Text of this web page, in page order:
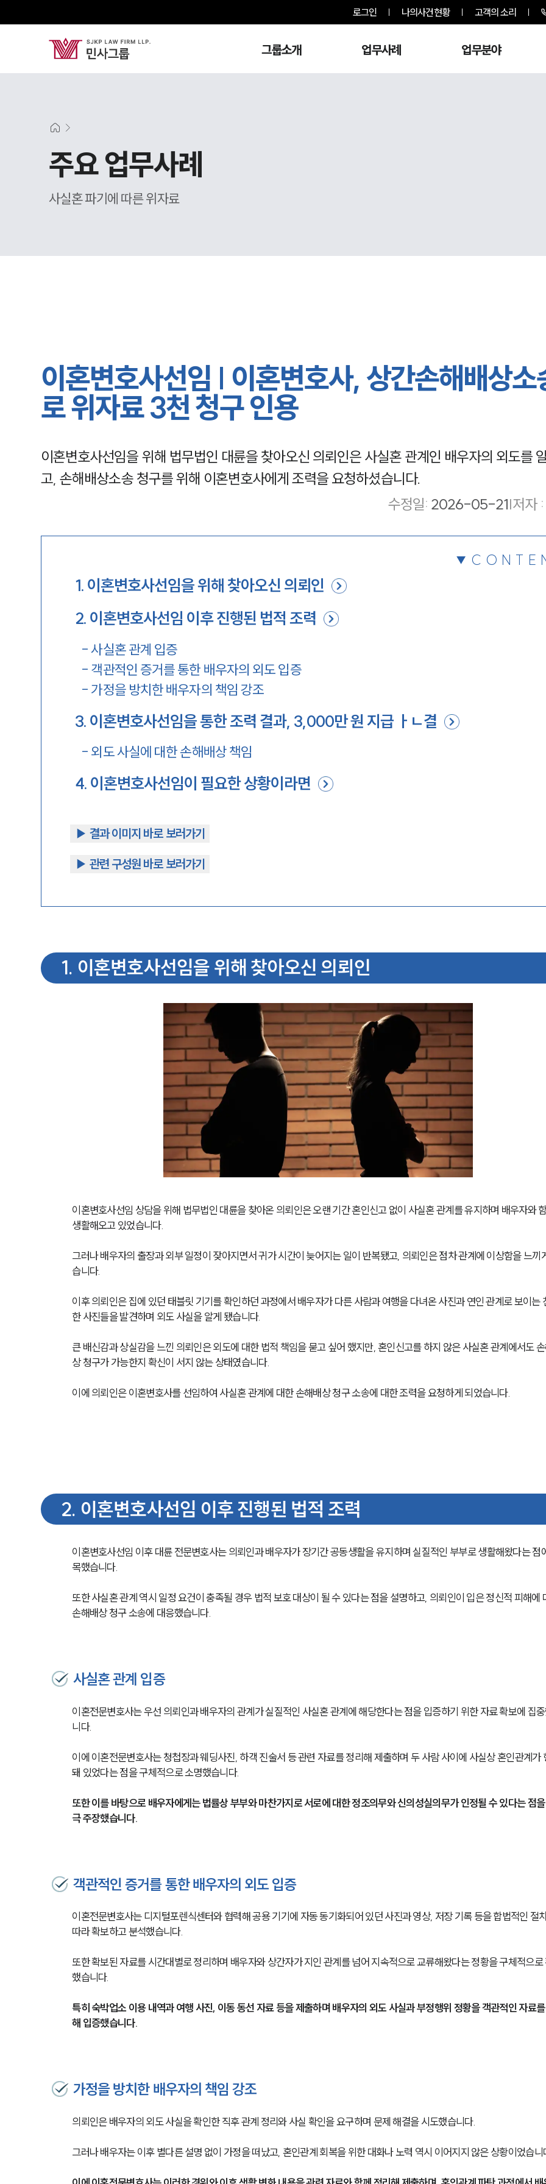
로그인 나의사건현황 고객의 소리
그룹소개 업무사례 업무분야
주요 업무사례
사실혼 파기에 따른 위자료
이혼변호사선임 | 이혼변호사, 상간손해배상소
로 위자료 3천 청구 인용
이혼변호사선임을 위해 법무법인 대륜을 찾아오신 의뢰인은 사실혼 관계인 배우자의 외도를
고, 손해배상소송 청구를 위해 이혼변호사에게 조력을 요청하셨습니다.
수정일: 2026-05-21|저자 :
1. 이혼변호사선임을 위해 찾아오신 의뢰인
2. 이혼변호사선임 이후 진행된 법적 조력
-사실혼 관계 입증
- 객관적인 증거를 통한 배우자의 외도 입증
- 가정을 방치한 배우자의 책임 강조
3. 이혼변호사선임을 통한 조력 결과, 3,000만 원 지급 ㅏㄴ결
- 외도 사실에 대한 손해배상 책임
4. 이혼변호사선임이 필요한 상황이라면
▶︎ 결과 이미지 바로 보러가기
▶︎ 관련 구성원 바로 보러가기
1. 이혼변호사선임을 위해 찾아오신 의뢰인
이혼변호사선임 상담을 위해 법무법인 대륜을 찾아온 의뢰인은 오랜 기간 혼인신고 없이 사실혼 관계를 유지하며 배우자와
생활해오고 있었습니다.
그러나 배우자의 출장과 외부 일정이 잦아지면서 귀가 시간이 늦어지는 일이 반복됐고, 의뢰인은 점차 관계에 이상함을 느끼
습니다.
이후 의뢰인은 집에 있던 태블릿 기기를 확인하던 과정에서 배우자가 다른 사람과 여행을 다녀온 사진과 연인 관계로 보이는
한 사진들을 발견하며 외도 사실을 알게 됐습니다.
큰 배신감과 상실감을 느낀 의뢰인은 외도에 대한 법적 책임을 묻고 싶어 했지만, 혼인신고를 하지 않은 사실혼 관계에서도
상 청구가 가능한지 확신이 서지 않는 상태였습니다.
이에 의뢰인은 이혼변호사를 선임하여 사실혼 관계에 대한 손해배상 청구 소송에 대한 조력을 요청하게 되었습니다.
2. 이혼변호사선임 이후 진행된 법적 조력
이혼변호사선임 이후 대륜 전문변호사는 의뢰인과 배우자가 장기간 공동생활을 유지하며 실질적인 부부로 생활해왔다는 점
목했습니다.
또한 사실혼 관계 역시 일정 요건이 충족될 경우 법적 보호 대상이 될 수 있다는 점을 설명하고, 의뢰인이 입은 정신적 피해에
손해배상 청구 소송에 대응했습니다.
사실혼 관계 입증
이혼전문변호사는 우선 의뢰인과 배우자의 관계가 실질적인 사실혼 관계에 해당한다는 점을 입증하기 위한 자료 확보에 집
니다.
이에 이혼전문변호사는 청첩장과 웨딩사진, 하객 진술서 등 관련 자료를 정리해 제출하며 두 사람 사이에 사실상 혼인관계가
돼 있었다는 점을 구체적으로 소명했습니다.
또한 이를 바탕으로 배우자에게는 법률상 부부와 마찬가지로 서로에 대한 정조의무와 신의성실의무가 인정될 수 있다는 점
극 주장했습니다.
객관적인 증거를 통한 배우자의 외도 입증
이혼전문변호사는 디지털포렌식센터와 협력해 공용 기기에 자동 동기화되어 있던 사진과 영상, 저장 기록 등을 합법적인 절
따라 확보하고 분석했습니다.
또한 확보된 자료를 시간대별로 정리하며 배우자와 상간자가 지인 관계를 넘어 지속적으로 교류해왔다는 정황을 구체적으로
했습니다.
특히 숙박업소 이용 내역과 여행 사진, 이동 동선 자료 등을 제출하며 배우자의 외도 사실과 부정행위 정황을 객관적인 자료
해 입증했습니다.
가정을 방치한 배우자의 책임 강조
의뢰인은 배우자의 외도 사실을 확인한 직후 관계 정리와 사실 확인을 요구하며 문제 해결을 시도했습니다.
그러나 배우자는 이후 별다른 설명 없이 가정을 떠났고, 혼인관계 회복을 위한 대화나 노력 역시 이어지지 않은 상황이었습니